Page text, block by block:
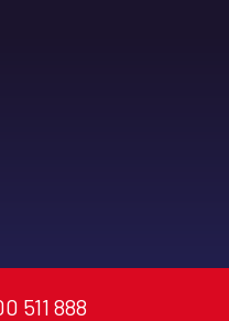
511 888